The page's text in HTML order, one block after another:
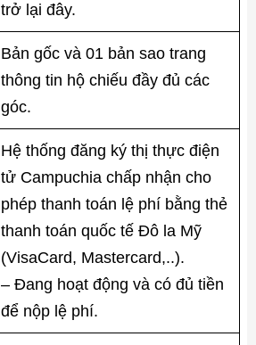
trở lại đây.
Bản gốc và 01 bản sao trang
thông tin hộ chiếu đầy đủ các
góc.
Hệ thống đăng ký thị thực điện
tử Campuchia chấp nhận cho
phép thanh toán lệ phí bằng thẻ
thanh toán quốc tế Đô la Mỹ
(VisaCard, Mastercard,..).
– Đang hoạt động và có đủ tiền
để nộp lệ phí.